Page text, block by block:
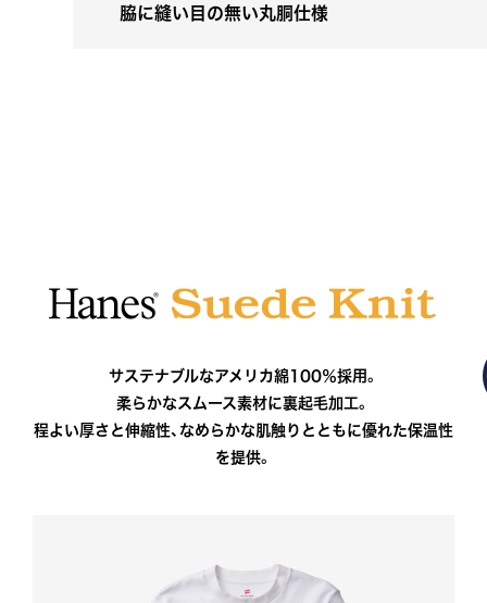
脇に縫い 目 の無い丸胴仕様
サステナブルなアメリカ綿100％採用。
柔らかなスムース素材に裏起毛加工。
程よい厚さと伸縮性、なめらかな肌触りとともに優れた保温性
を提供。